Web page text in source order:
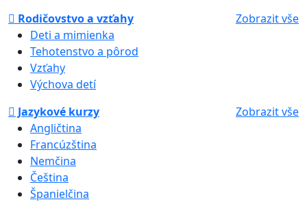
Rodičovstvo a vzťahy
Zobrazit vše
Deti a mimienka
Tehotenstvo a pôrod
Vzťahy
Výchova detí
Jazykové kurzy
Zobrazit vše
Angličtina
Francúzština
Nemčina
Čeština
Španielčina